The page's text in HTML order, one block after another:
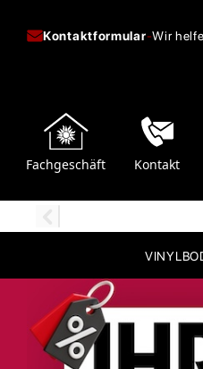
Kontaktformular-Wir
Fachgeschäft Kontakt